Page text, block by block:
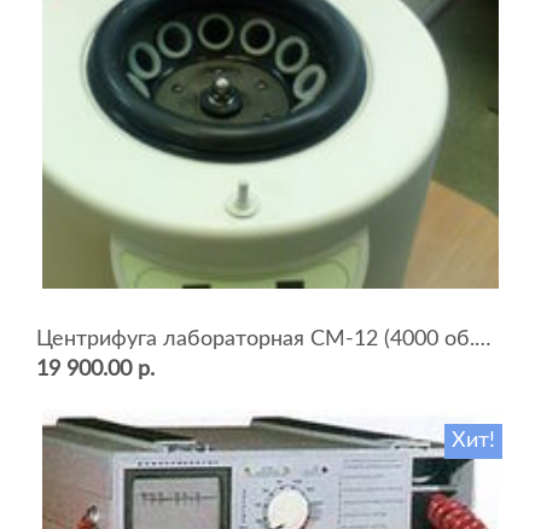
Центрифуга лабораторная СМ-12 (4000 об.мин, 12 пробирок)
19 900.00 р.
Хит!